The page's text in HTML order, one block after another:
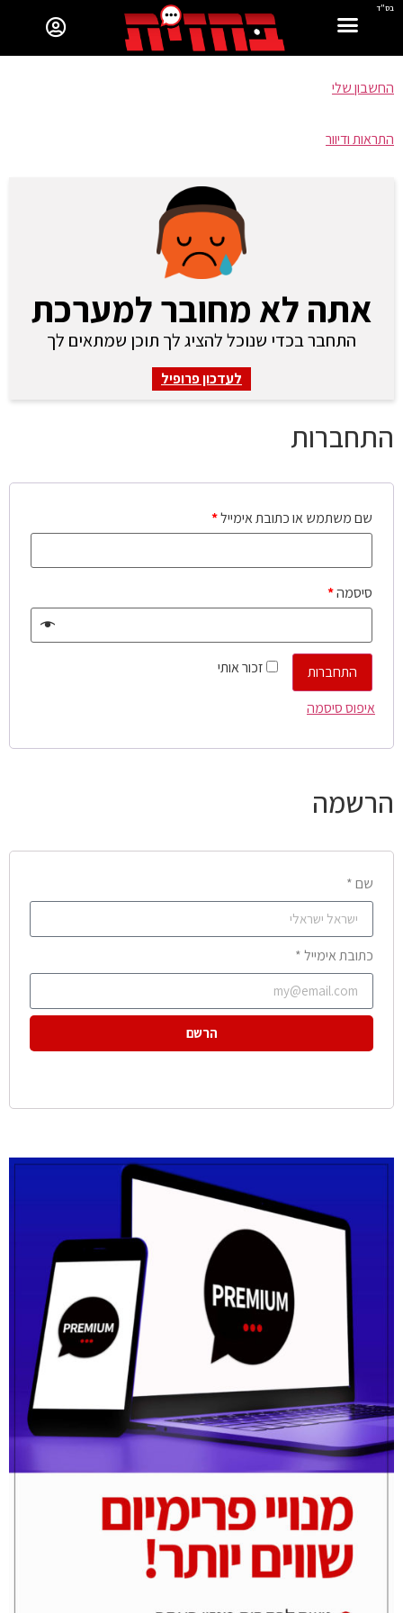
בס"ד
החשבון שלי
התראות ודיוור
אתה לא מחובר למערכת
התחבר בכדי שנוכל להציג לך תוכן שמתאים לך
לעדכון פרופיל
התחברות
שם משתמש או כתובת אימייל*
סיסמה*
זכור אותי
התחברות
איפוס סיסמה
הרשמה
שם *
כתובת אימייל *
הרשם